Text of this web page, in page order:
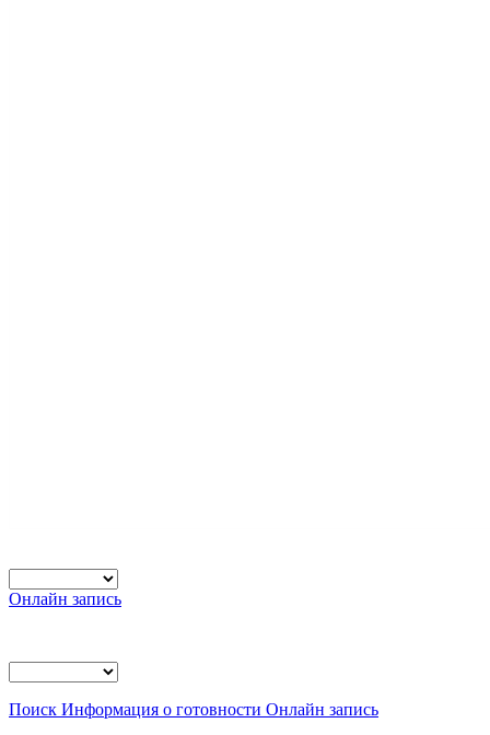
Онлайн запись
Поиск Информация о готовности Онлайн запись